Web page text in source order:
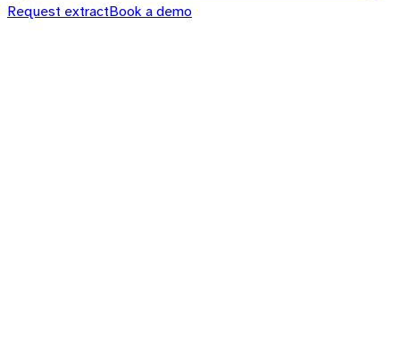
Request extractBook a demo